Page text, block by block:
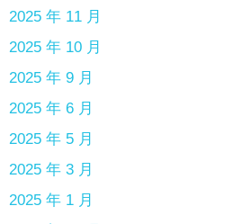
2025 年 11 月
2025 年 10 月
2025 年 9 月
2025 年 6 月
2025 年 5 月
2025 年 3 月
2025 年 1 月